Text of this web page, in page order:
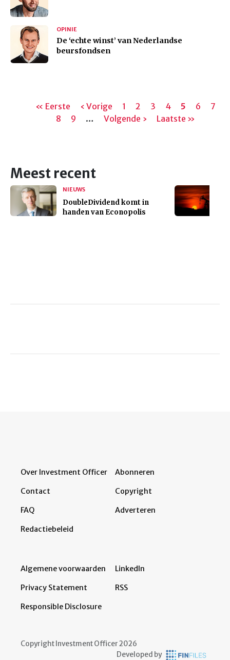
OPINIE
De ‘echte winst’ van Nederlandse
beursfondsen
Paginering
Eerste
pagina
« Eerste
Vorige
pagina
‹ Vorige Pagina
1 Pagina
2 Pagina
3 Pagina
4
Huidige
pagina
5 Pagina
6
7
Pagina
8 Pagina
9 …
Volgende
Volgende ›
Laatste
Laatste »
Meest recent
NIEUWS
DoubleDividend komt in
handen van Econopolis
Over Investment Officer
Contact
FAQ
Redactiebeleid
Abonneren
Copyright
Adverteren
Algemene voorwaarden
Privacy Statement
Responsible Disclosure
LinkedIn
RSS
Copyright Investment Officer 2026
Developed by